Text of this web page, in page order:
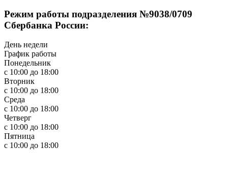
Режим работы подразделения №9038/0709
Сбербанка России:
День недели
График работы
Понедельник
с 10:00 до 18:00
Вторник
с 10:00 до 18:00
Среда
с 10:00 до 18:00
Четверг
с 10:00 до 18:00
Пятница
с 10:00 до 18:00